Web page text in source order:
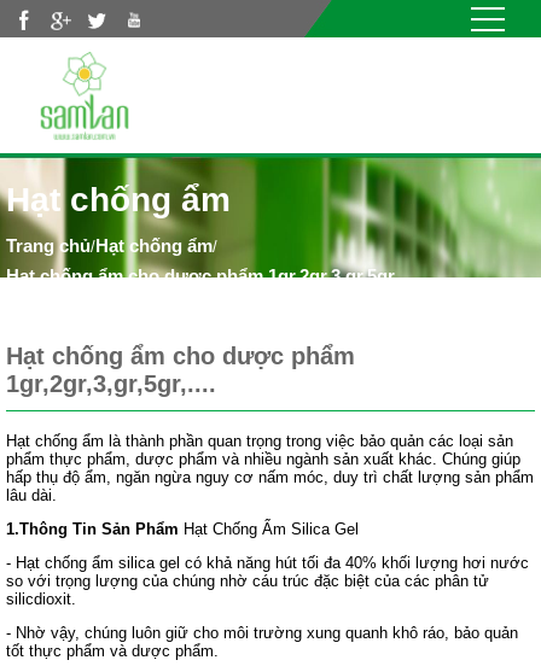
Nhảy đến nội dung
Hạt chống ẩm
/Hạt chống ẩm/
Hạt chống ẩm cho dược phẩm 1gr,2gr,3,gr,5gr,....
Hạt chống ẩm cho dược phẩm
1gr,2gr,3,gr,5gr,....
Hạt chống ẩm là thành phần quan trọng trong việc bảo quản các loại sản
phẩm thực phẩm, dược phẩm và nhiều ngành sản xuất khác. Chúng giúp
hấp thụ độ ẩm, ngăn ngừa nguy cơ nấm móc, duy trì chất lượng sản phẩm
lâu dài.
1.Thông Tin Sản Phẩm Hạt Chống Ẩm Silica Gel
- Hạt chống ẩm silica gel có khả năng hút tối đa 40% khối lượng hơi nước
so với trọng lượng của chúng nhờ cáu trúc đặc biệt của các phân tử
silicdioxit.
- Nhờ vậy, chúng luôn giữ cho môi trường xung quanh khô ráo, bảo quản
tốt thực phẩm và dược phẩm.